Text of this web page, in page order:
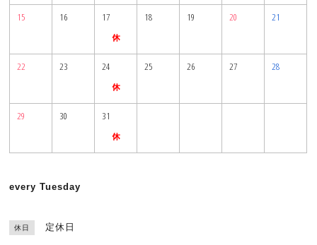
15 16 17 18 19 20 21
22 23 24 25 26 27 28
29 30 31
every Tuesday
休日 定休日